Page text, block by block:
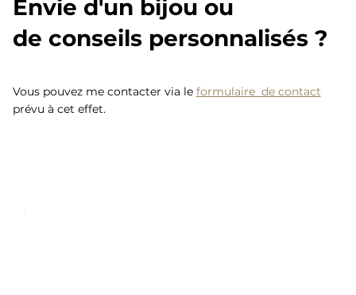
Envie d'un bijou ou
de conseils personnalisés ?
Vous pouvez me contacter via le formulaire de contact
prévu à cet effet.